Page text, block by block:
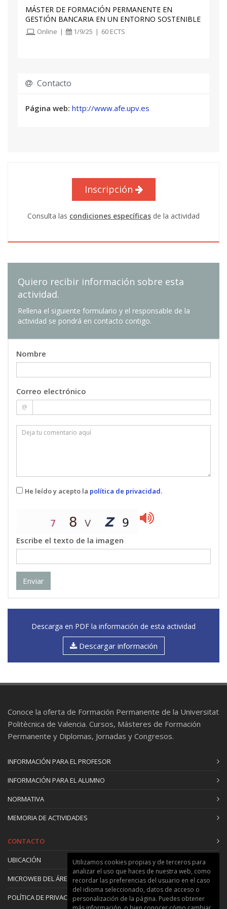
productos de inversión ofrecidos o
recomendados a los clientes;
l. conocer los fundamentos de la gestión de
MÁSTER DE FORMACIÓN PERMANENTE EN
GESTIÓN BANCARIA EN UN ENTORNO SOSTENIBLE
Online | 1/9/25 | 60 ECTS
Contacto
Página web: http://www.afe.upv.es
Inscripción
Consulta las condiciones específicas de la actividad
Quiero recibir información sobre esta
actividad.
Rellena el siguiente formulario y el responsable de la
actividad se pondrá en contacto contigo.
Nombre
Correo electrónico
@
He leído y acepto la política de privacidad.
Escribe el texto de la imagen
Enviar
Descarga en PDF la información de esta actividad
Descargar información
Conoce la oferta de Formación Permanente de la Universitat
Politècnica de Valencia. Cursos, Másteres de Formación
Permanente y Diplomas, Jornadas y Congresos.
INFORMACIÓN PARA EL PROFESOR
INFORMACIÓN PARA EL ALUMNO
NORMATIVA
MEMORIA DE ACTIVIDADES
CONTACTO
UBICACIÓN
MICROWEB DEL ÁREA
POLÍTICA DE PRIVACIDAD Y COOKIES
Utilizamos cookies propias y de terceros para
analizar el uso que haces de nuestra web, como
recordar las preferencias del usuario en el caso
del idioma seleccionado, datos de acceso o
personalización de la página. Puedes obtener